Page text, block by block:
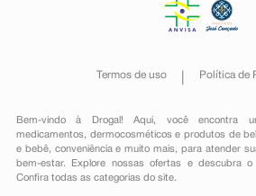
Termos de uso Política de
Bem-vindo à Drogal! Aqui, você encontra
medicamentos , dermocosméticos e produtos de
e bebê, conveniênciae muito mais, para atender
bem-estar. Explore nossas ofertas e descubra
Confira todas as categorias do site.